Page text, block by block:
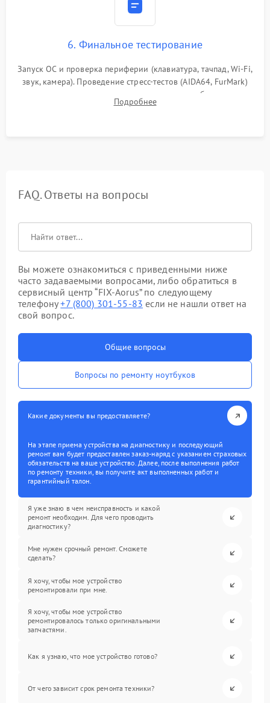
6. Финальное тестирование
Запуск ОС и проверка периферии (клавиатура, тачпад, Wi-Fi,
звук, камера). Проведение стресс-тестов (AIDA64, FurMark)
для контроля температурного режима и стабильности
системы под пиковой нагрузкой.
Подробнее
FAQ. Ответы на вопросы
Вы можете ознакомиться с приведенными ниже
часто задаваемыми вопросами, либо обратиться в
сервисный центр “FIX-Aorus” по следующему
телефону+7 (800) 301-55-83 если не нашли ответ на
свой вопрос.
Общие вопросы
Вопросы по ремонту ноутбуков
Какие документы вы предоставляете?
На этапе приема устройства на диагностику и последующий
ремонт вам будет предоставлен заказ-наряд с указанием страховых
обязательств на ваше устройство. Далее, после выполнения работ
по ремонту техники, вы получите акт выполненных работ и
гарантийный талон.
Я уже знаю в чем неисправность и какой
ремонт необходим. Для чего проводить
диагностику?
Мне нужен срочный ремонт. Сможете
сделать?
Я хочу, чтобы мое устройство
ремонтировали при мне.
Я хочу, чтобы мое устройство
ремонтировалось только оригинальными
запчастями.
Как я узнаю, что мое устройство готово?
От чего зависит срок ремонта техники?